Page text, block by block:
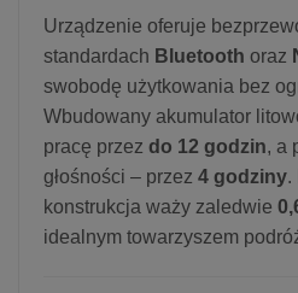
Urządzenie oferuje
standardach Bluetooth oraz
swobodę użytkowania bez
Wbudowany akumulator
pracę przez do 12 godzin, a
głośności – przez 4 godziny.
konstrukcja waży zaledwie
idealnym towarzyszem